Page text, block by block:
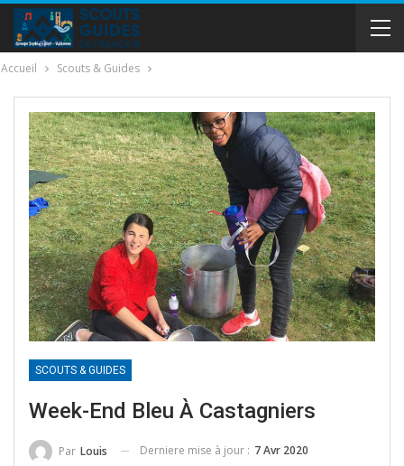
Accueil Scouts & Guides
SCOUTS & GUIDES
Week-End Bleu À Castagniers
Par Louis Derniere mise à jour : 7 Avr 2020